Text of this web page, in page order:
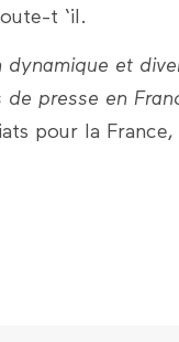
t ‘il.
et
presse en
pour la